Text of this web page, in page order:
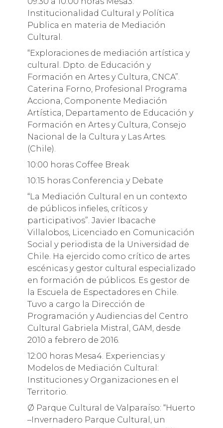
Institucionalidad Cultural y Política
Publica en materia de Mediación
Cultural.
“Exploraciones de mediación artística y
cultural. Dpto. de Educación y
Formación en Artes y Cultura, CNCA”.
Caterina Forno, Profesional Programa
Acciona, Componente Mediación
Artística, Departamento de Educación y
Formación en Artes y Cultura, Consejo
Nacional de la Cultura y Las Artes.
(Chile).
10:00 horas Coffee Break
10:15 horas Conferencia y Debate
“La Mediación Cultural en un contexto
de públicos infieles, críticos y
participativos”. Javier Ibacache
Villalobos, Licenciado en Comunicación
Social y periodista de la Universidad de
Chile. Ha ejercido como crítico de artes
escénicas y gestor cultural especializado
en formación de públicos. Es gestor de
la Escuela de Espectadores en Chile.
Tuvo a cargo la Dirección de
Programación y Audiencias del Centro
Cultural Gabriela Mistral, GAM, desde
2010 a febrero de 2016.
12:00 horas Mesa4. Experiencias y
Modelos de Mediación Cultural:
Instituciones y Organizaciones en el
Territorio.
Ø Parque Cultural de Valparaíso: “Huerto
–Invernadero Parque Cultural, un